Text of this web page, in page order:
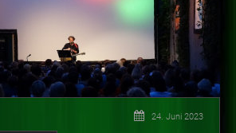
24. Juni 2023